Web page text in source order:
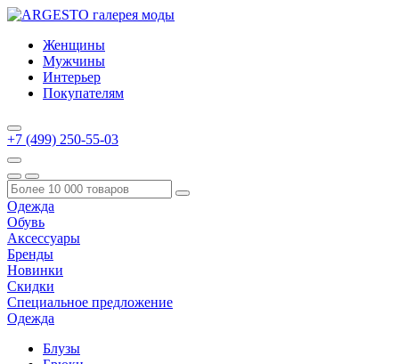
Женщины
Мужчины
Интерьер
Покупателям
+7 (499) 250-55-03
Одежда
Обувь
Аксессуары
Бренды
Новинки
Скидки
Специальное предложение
Одежда
Блузы